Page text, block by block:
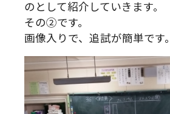
のとして紹介していきます。
その➁です。
画像入りで、追試が簡単です。